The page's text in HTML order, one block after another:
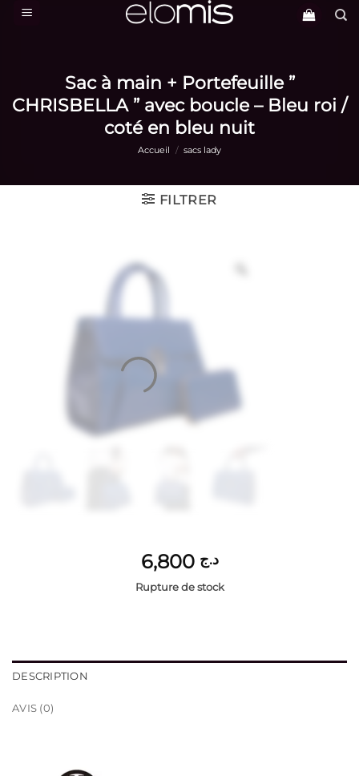
Passer
Sac à main + Portefeuille ”
CHRISBELLA ” avec boucle – Bleu roi /
coté en bleu nuit
Accueil / sacs lady
FILTRER
د.ج 6,800
Rupture de stock
DESCRIPTION
AVIS (0)